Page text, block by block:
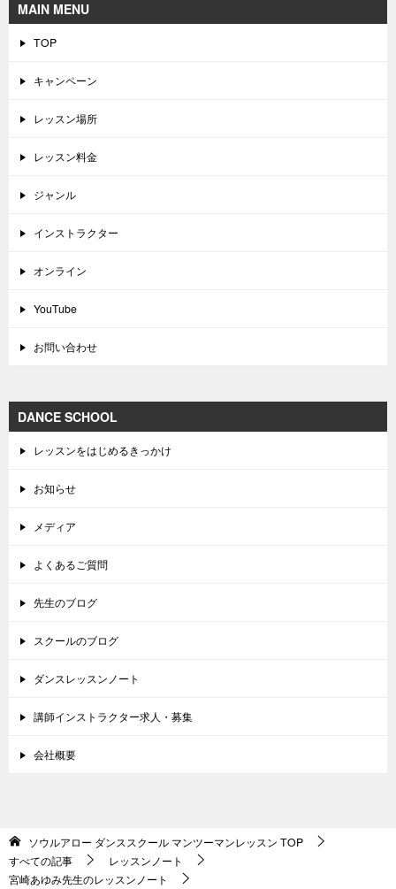
MAIN MENU
TOP
キャンペーン
レッスン場所
レッスン料金
ジャンル
インストラクター
オンライン
YouTube
お問い合わせ
DANCE SCHOOL
レッスンをはじめるきっかけ
お知らせ
メディア
よくあるご質問
先生のブログ
スクールのブログ
ダンスレッスンノート
講師インストラクター求人・募集
会社概要
ソウルアロー ダンススクール マンツーマンレッスン TOP
すべての記事
レッスンノート
宮崎あゆみ先生のレッスンノート